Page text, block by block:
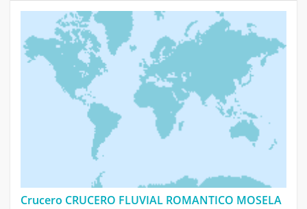
Crucero CRUCERO FLUVIAL ROMANTICO MOSELA